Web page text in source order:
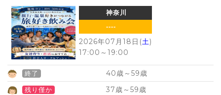
神奈川
----
2026年07月18日(土)
17:00 ～ 19:00
終了 40歳～ 59歳
残り僅か 37歳～ 59歳